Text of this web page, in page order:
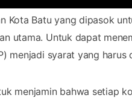
Kota Batu yang dipasok
utama. Untuk dapat
menjadi syarat yang harus
menjamin bahwa setiap